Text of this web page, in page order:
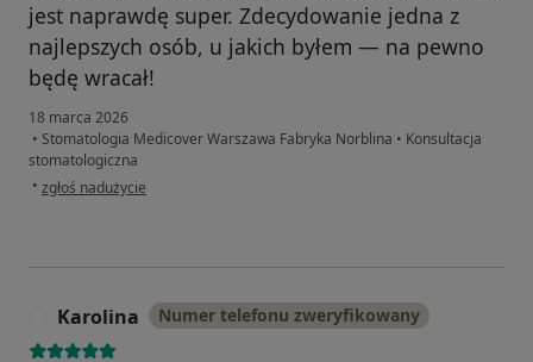
jest naprawdę super. Zdecydowanie jedna z
najlepszych osób, u jakich byłem — na pewno
będę wracał!
18 marca 2026
• Stomatologia Medicover Warszawa Fabryka Norblina • Konsultacja
stomatologiczna
• w opinii użytkownika Rafał
zgłoś nadużycie
Karolina Numer telefonu zweryfikowany